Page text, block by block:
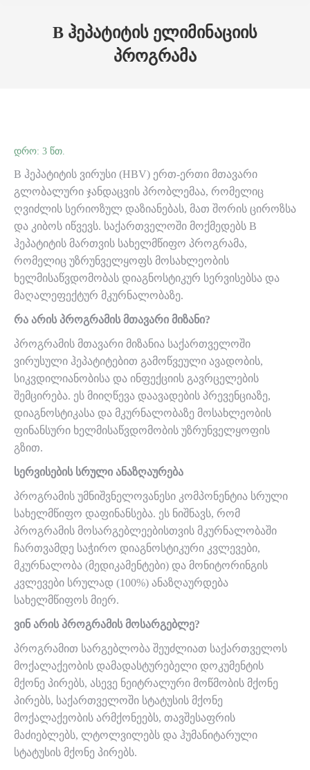
B ჰეპატიტის ელიმინაციის
პროგრამა
B ჰეპატიტის ვირუსი (HBV) ერთ-ერთი მთავარი
გლობალური ჯანდაცვის პრობლემაა, რომელიც
ღვიძლის სერიოზულ დაზიანებას, მათ შორის ციროზსა
და კიბოს იწვევს. საქართველოში მოქმედებს B
ჰეპატიტის მართვის სახელმწიფო პროგრამა,
რომელიც უზრუნველყოფს მოსახლეობის
ხელმისაწვდომობას დიაგნოსტიკურ სერვისებსა და
მაღალეფექტურ მკურნალობაზე.
რა არის პროგრამის მთავარი მიზანი?
პროგრამის მთავარი მიზანია საქართველოში
ვირუსული ჰეპატიტებით გამოწვეული ავადობის,
სიკვდილიანობისა და ინფექციის გავრცელების
შემცირება. ეს მიიღწევა დაავადების პრევენციაზე,
დიაგნოსტიკასა და მკურნალობაზე მოსახლეობის
ფინანსური ხელმისაწვდომობის უზრუნველყოფის
გზით.
სერვისების სრული ანაზღაურება
პროგრამის უმნიშვნელოვანესი კომპონენტია სრული
სახელმწიფო დაფინანსება. ეს ნიშნავს, რომ
პროგრამის მოსარგებლეებისთვის მკურნალობაში
ჩართვამდე საჭირო დიაგნოსტიკური კვლევები,
მკურნალობა (მედიკამენტები) და მონიტორინგის
კვლევები სრულად (100%) ანაზღაურდება
სახელმწიფოს მიერ.
ვინ არის პროგრამის მოსარგებლე?
პროგრამით სარგებლობა შეუძლიათ საქართველოს
მოქალაქეობის დამადასტურებელი დოკუმენტის
მქონე პირებს, ასევე ნეიტრალური მოწმობის მქონე
პირებს, საქართველოში სტატუსის მქონე
მოქალაქეობის არმქონეებს, თავშესაფრის
მაძიებლებს, ლტოლვილებს და ჰუმანიტარული
სტატუსის მქონე პირებს.